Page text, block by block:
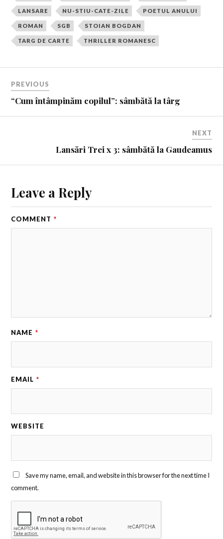
LANSARE NU-STIU-CATE-ZILE POETUL ANULUI
ROMAN SGB STOIAN BOGDAN
TARG DE CARTE THRILLER ROMANESC
PREVIOUS
“Cum întâmpinăm copilul”: sâmbătă la târg
NEXT
Lansări Trei x 3: sâmbătă la Gaudeamus
Leave a Reply
COMMENT *
NAME *
EMAIL *
WEBSITE
Save my name, email, and website in this browser for the next time I
comment.